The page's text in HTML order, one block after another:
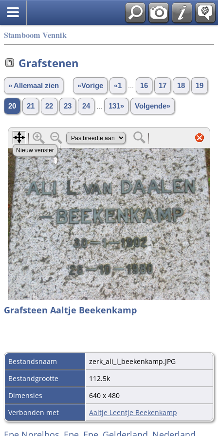
Stamboom Vennik
Grafstenen
» Allemaal zien «Vorige «1 16 17 18 19
20 21 22 23 24 131» Volgende»
Grafsteen Aaltje Beekenkamp
Bestandsnaam
zerk_ali_l_beekenkamp.JPG
Bestandgrootte
112.5k
Dimensies
640 x 480
Verbonden met
Aaltje Leentje Beekenkamp